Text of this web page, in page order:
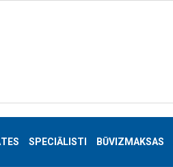
SPECIĀLISTI BŪVIZMAKSAS